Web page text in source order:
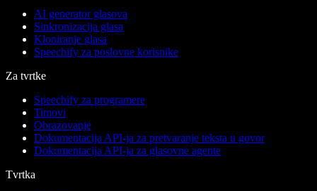
AI generator glasova
Sinkronizacija glasa
Kloniranje glasa
Speechify za poslovne korisnike
Za tvrtke
Speechify za programere
Timovi
Obrazovanje
Dokumentacija API-ja za pretvaranje teksta u govor
Dokumentacija API-ja za glasovne agente
Tvrtka